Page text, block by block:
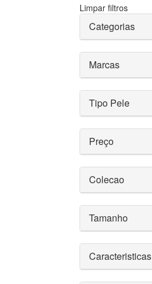
Limpar filtros
Categorias
Marcas
Tipo Pele
Preço
Colecao
Tamanho
Caracteristicas